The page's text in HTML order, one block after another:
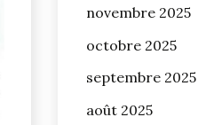
novembre 2025
octobre 2025
septembre 2025
août 2025